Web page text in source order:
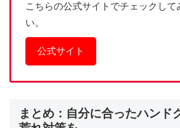
こちらの公式サイトでチェックして
い。
公式サイト
まとめ：自分に合ったハンド